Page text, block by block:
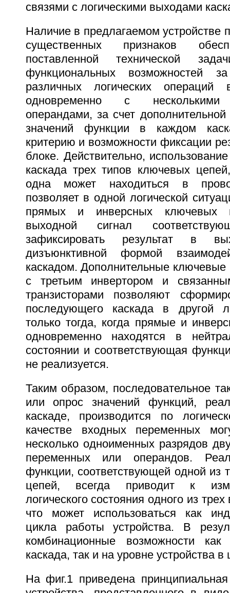
связями с логическими выходами
Наличие в предлагаемом устройстве
существенных признаков
поставленной технической
функциональных возможностей
различных логических
одновременно с несколькими
операндами, за счет
значений функции в каждом
критерию и возможности фиксации
блоке. Действительно,
каскада трех типов ключевых
одна может находиться в
позволяет в одной логической
прямых и инверсных ключевых
выходной сигнал
зафиксировать результат в
дизъюнктивной формой
каскадом. Дополнительные ключевые
с третьим инвертором и
транзисторами позволяют
последующего каскада в другой
только тогда, когда прямые и
одновременно находятся в
состоянии и соответствующая
не реализуется.
Таким образом, последовательное
или опрос значений функций,
каскаде, производится по
качестве входных переменных
несколько одноименных разрядов
переменных или операндов.
функции, соответствующей одной из
цепей, всегда приводит к
логического состояния одного из
что может использоваться как
цикла работы устройства. В
комбинационные возможности
каскада, так и на уровне устройства в
На фиг.1 приведена